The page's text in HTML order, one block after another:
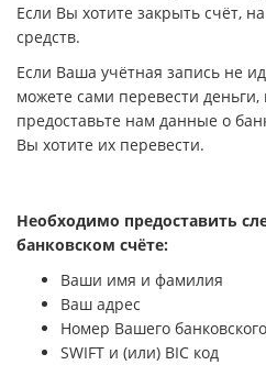
Если Вы хотите закрыть счёт,
средств.
Если Ваша учётная запись не
можете сами перевести
предоставьте нам данные о
Вы хотите их перевести.
Необходимо предоставить
банковском счёте:
Ваши имя и фамилия
Ваш адрес
Номер Вашего
SWIFT и (или) BIC код